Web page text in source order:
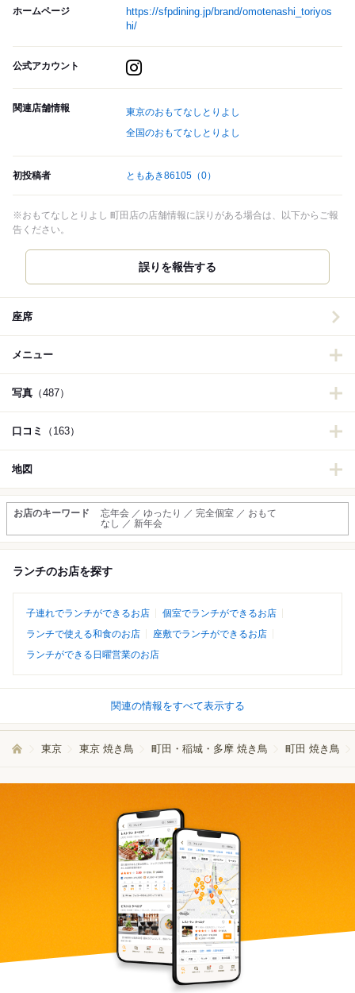
ホームページ
https://sfpdining.jp/brand/omotenashi_toriyos
hi/
公式アカウント
関連店舗情報
東京のおもてなしとりよし
全国のおもてなしとりよし
初投稿者 ともあき86105 （0）
※おもてなしとりよし 町田店の店舗情報に誤りがある場合は、以下からご報
告ください。
誤りを報告する
座席
メニュー
写真 （487）
口コミ （163）
地図
お店のキーワード
忘年会 ／ ゆったり ／ 完全個室 ／ おもて
なし ／ 新年会
ランチのお店を探す
子連れでランチができるお店
個室でランチができるお店
ランチで使える和食のお店
座敷でランチができるお店
ランチができる日曜営業のお店
関連の情報をすべて表示する
東京 東京 焼き鳥 町田・稲城・多摩 焼き鳥 町田 焼き鳥